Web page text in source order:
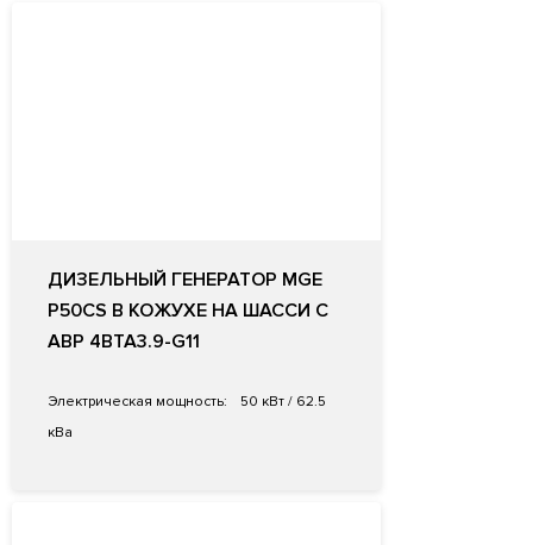
ДИЗЕЛЬНЫЙ ГЕНЕРАТОР MGE
P50CS В КОЖУХЕ НА ШАССИ С
АВР 4BTA3.9-G11
Электрическая мощность:
50 кВт / 62.5
кВа